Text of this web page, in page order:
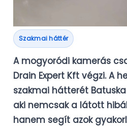
Szakmai háttér
A mogyoródi kamerás
Drain Expert Kft végzi. A
szakmai hátterét
aki nemcsak a látott
hanem segít azok